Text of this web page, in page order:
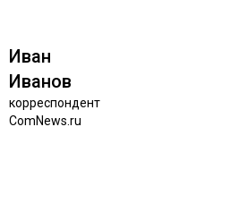
Иван
Ива­нов
кор­рес­пон­дент
ComNews.ru